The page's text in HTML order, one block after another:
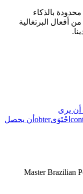
أمثلة لا محدودة بالذكاء
أفعال البرتغالية
أن يرى
احْتَوَىobter أن يحصل
Master Brazilian